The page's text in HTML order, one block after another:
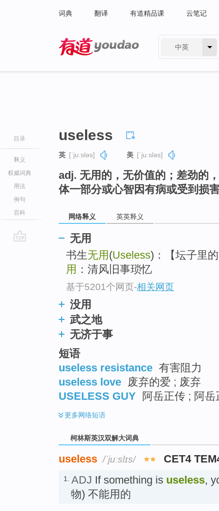
词典 翻译 有道精品课 云笔记
中英
目录
释义
权威词典
用法
例句
百科
useless
英 [ˈjuːsləs] 美 [ˈjuːsləs]
adj. 无用的，无价值的；差劲的
体一部分或心智因有病或受到损
网络释义 英英释义
无用
书生无用 (Useless)：【坛子里
用 ：清风旧事琐忆
基于5201个网页-相关网页
没用
武之地
无济于事
短语
useless resistance 有害阻力
useless love 废弃的爱 ; 废弃
USELESS GUY
阿岳正传 ; 阿
更多网络短语
柯林斯英汉双解大词典
useless /ˈjuːslɪs/ CET4
1. ADJ If something is useless,
物) 不能用的